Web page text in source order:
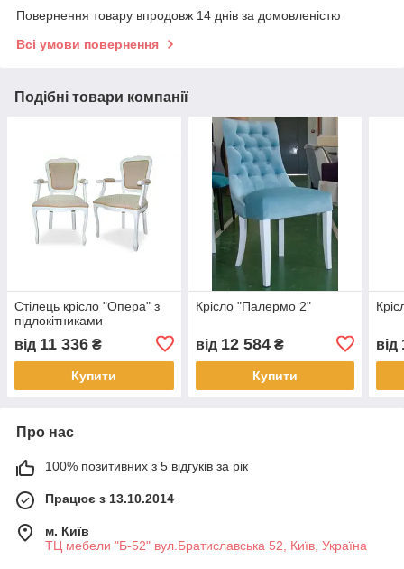
Повернення товару впродовж 14 днів за домовленістю
Всі умови повернення
Подібні товари компанії
Стілець крісло "Опера" з
підлокітниками
від 11 336 ₴
Купити
Крісло "Палермо 2"
від 12 584₴
Купити
від
Про нас
100% позитивних з 5 відгуків за рік
Працює з 13.10.2014
м. Київ
ТЦ мебели "Б-52" вул.Братиславська 52, Київ, Україна